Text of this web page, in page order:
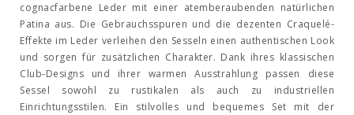
cognacfarbene Leder mit einer atemberaubenden natürlichen
Patina aus. Die Gebrauchsspuren und die dezenten Craquelé-
Effekte im Leder verleihen den Sesseln einen authentischen Look
und sorgen für zusätzlichen Charakter. Dank ihres klassischen
Club-Designs und ihrer warmen Ausstrahlung passen diese
Sessel sowohl zu rustikalen als auch zu industriellen
Einrichtungsstilen. Ein stilvolles und bequemes Set mit der